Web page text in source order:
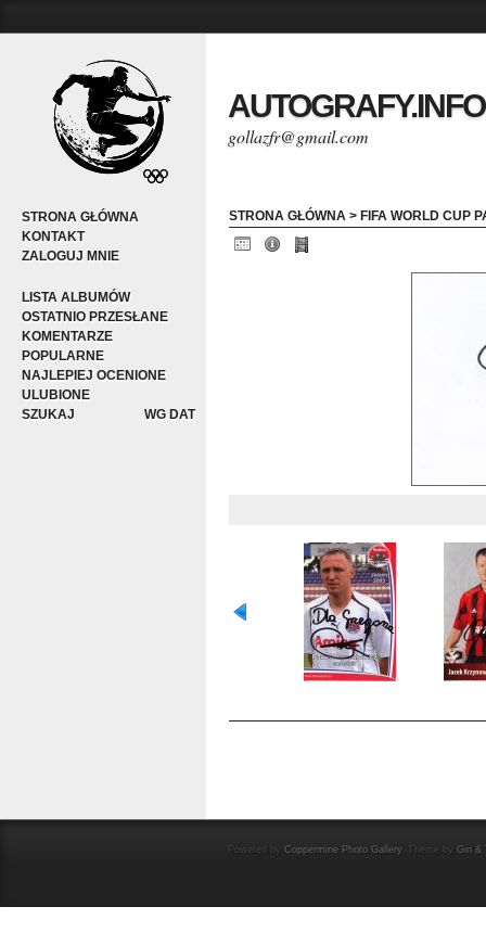
STRONA GŁÓWNA
KONTAKT
ZALOGUJ MNIE
LISTA ALBUMÓW
OSTATNIO PRZESŁANE
KOMENTARZE
POPULARNE
NAJLEPIEJ OCENIONE
ULUBIONE
WG DAT
SZUKAJ
gollazfr@gmail.com
STRONA GŁÓWNA > FIFA WORLD CUP
Powered by Coppermine Photo Gallery. Theme by Gin &